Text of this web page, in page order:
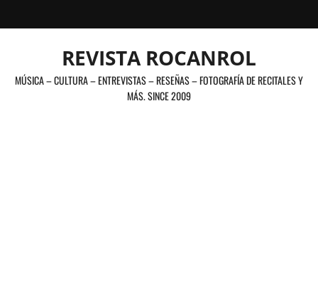
al
REVISTA ROCANROL
MÚSICA – CULTURA – ENTREVISTAS – RESEÑAS – FOTOGRAFÍA DE RECITALES Y
MÁS. SINCE 2009